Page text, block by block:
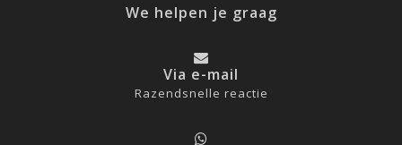
We helpen je graag
Via e-mail
Razendsnelle reactie